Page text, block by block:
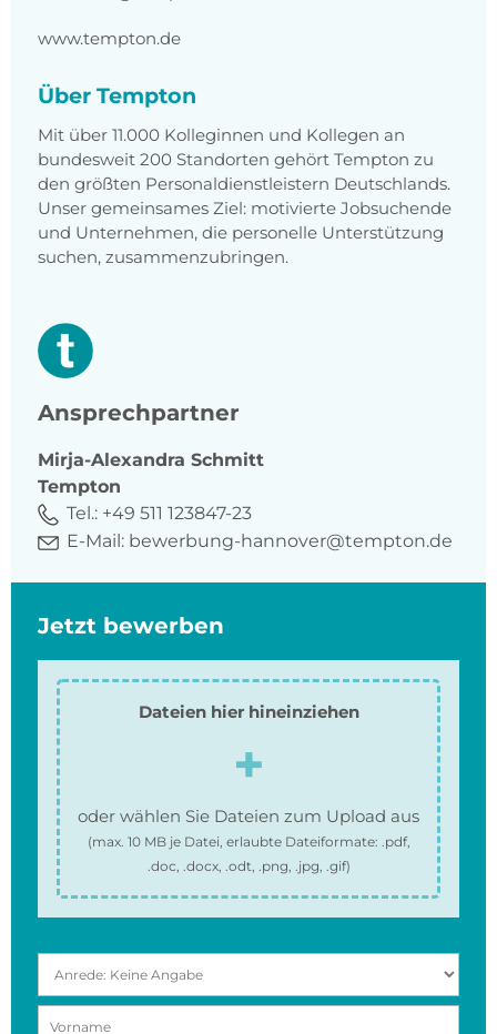
www.tempton.de
Über Tempton
Mit über 11.000 Kolleginnen und Kollegen an
bundesweit 200 Standorten gehört Tempton zu
den größten Personaldienstleistern Deutschlands.
Unser gemeinsames Ziel: motivierte Jobsuchende
und Unternehmen, die personelle Unterstützung
suchen, zusammenzubringen.
Ansprechpartner
Mirja-Alexandra Schmitt
Tempton
Tel.: +49 511 123847-23
E-Mail: bewerbung-hannover@tempton.de
Jetzt bewerben
Dateien hier hineinziehen
oder wählen Sie Dateien zum Upload aus
(max. 10 MBje Datei, erlaubte Dateiformate: .pdf,
.doc, .docx, .odt, .png, .jpg, .gif)